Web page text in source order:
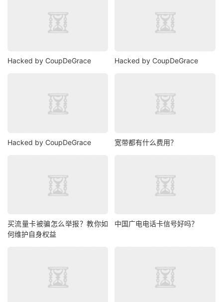
Hacked by CoupDeGrace Hacked by CoupDeGrace
Hacked by CoupDeGrace 宽带都有什么费用？
买流量卡被骗怎么举报？教你如
何维护自身权益
中国广电电话卡信号好吗？